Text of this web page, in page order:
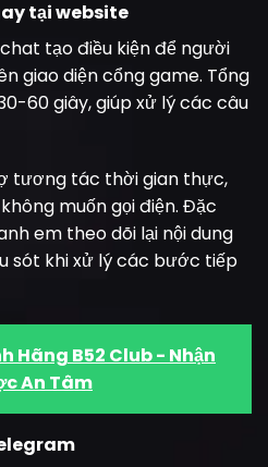
tại website
tạo điều kiện để người
giao diện cổng game. Tổng
60 giây, giúp xử lý các câu
tương tác thời gian thực,
muốn gọi điện. Đặc
em theo dõi lại nội dung
sót khi xử lý các bước tiếp
Hãng B52 Club - Nhận
An Tâm